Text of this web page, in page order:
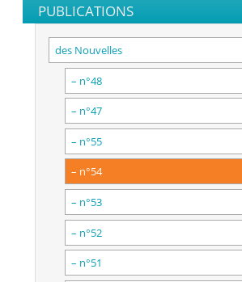
PUBLICATIONS
des Nouvelles
– n°48
– n°47
– n°55
– n°54
– n°53
– n°52
– n°51